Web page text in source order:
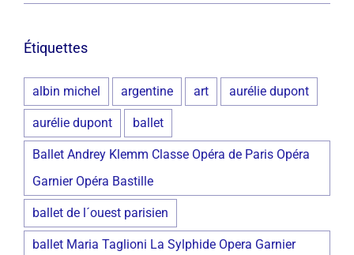
Étiquettes
albin michel argentine art aurélie dupont
aurélie dupont ballet
Ballet Andrey Klemm Classe Opéra de Paris Opéra
Garnier Opéra Bastille
ballet de l´ouest parisien
ballet Maria Taglioni La Sylphide Opera Garnier